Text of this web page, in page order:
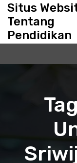
Situs
Tentang
Pendidikan